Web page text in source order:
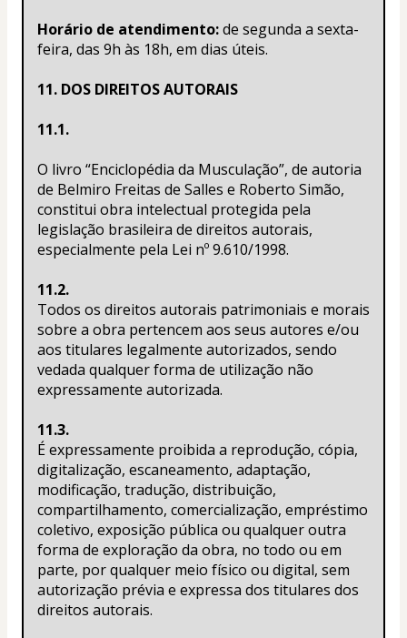
Horário de atendimento: de segunda a sexta-
feira, das 9h às 18h, em dias úteis.
11. DOS DIREITOS AUTORAIS
11.1.
O livro “Enciclopédia da Musculação”, de autoria
de Belmiro Freitas de Salles e Roberto Simão,
constitui obra intelectual protegida pela
legislação brasileira de direitos autorais,
especialmente pela Lei nº 9.610/1998.
11.2.
Todos os direitos autorais patrimoniais e morais
sobre a obra pertencem aos seus autores e/ou
aos titulares legalmente autorizados, sendo
vedada qualquer forma de utilização não
expressamente autorizada.
11.3.
É expressamente proibida a reprodução, cópia,
digitalização, escaneamento, adaptação,
modificação, tradução, distribuição,
compartilhamento, comercialização, empréstimo
coletivo, exposição pública ou qualquer outra
forma de exploração da obra, no todo ou em
parte, por qualquer meio físico ou digital, sem
autorização prévia e expressa dos titulares dos
direitos autorais.